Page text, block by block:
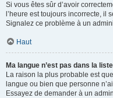
Si vous êtes sûr d’avoir
l’heure est toujours incorrecte, il
Signalez ce problème à un
Haut
Ma langue n’est pas dans la
La raison la plus probable est
langue ou bien que personne
Essayez de demander à un